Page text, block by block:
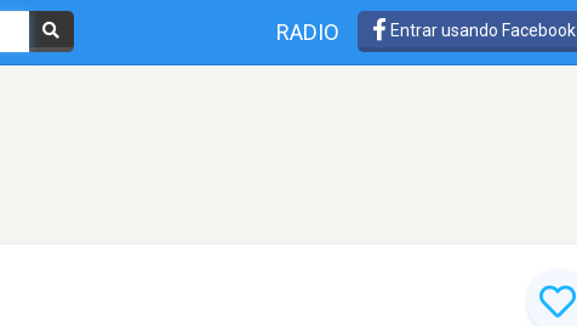
RADIO Entrar usando Facebook